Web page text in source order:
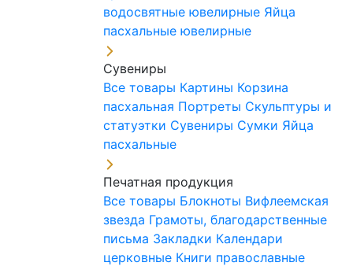
водосвятные ювелирные Яйца
пасхальные ювелирные
Сувениры
Все товары Картины Корзина
пасхальная Портреты Скульптуры и
статуэтки Сувениры Сумки Яйца
пасхальные
Печатная продукция
Все товары Блокноты Вифлеемская
звезда Грамоты, благодарственные
письма Закладки Календари
церковные Книги православные